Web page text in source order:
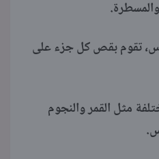
تقوم بقص كل جزء على
مثل القمر والنجوم